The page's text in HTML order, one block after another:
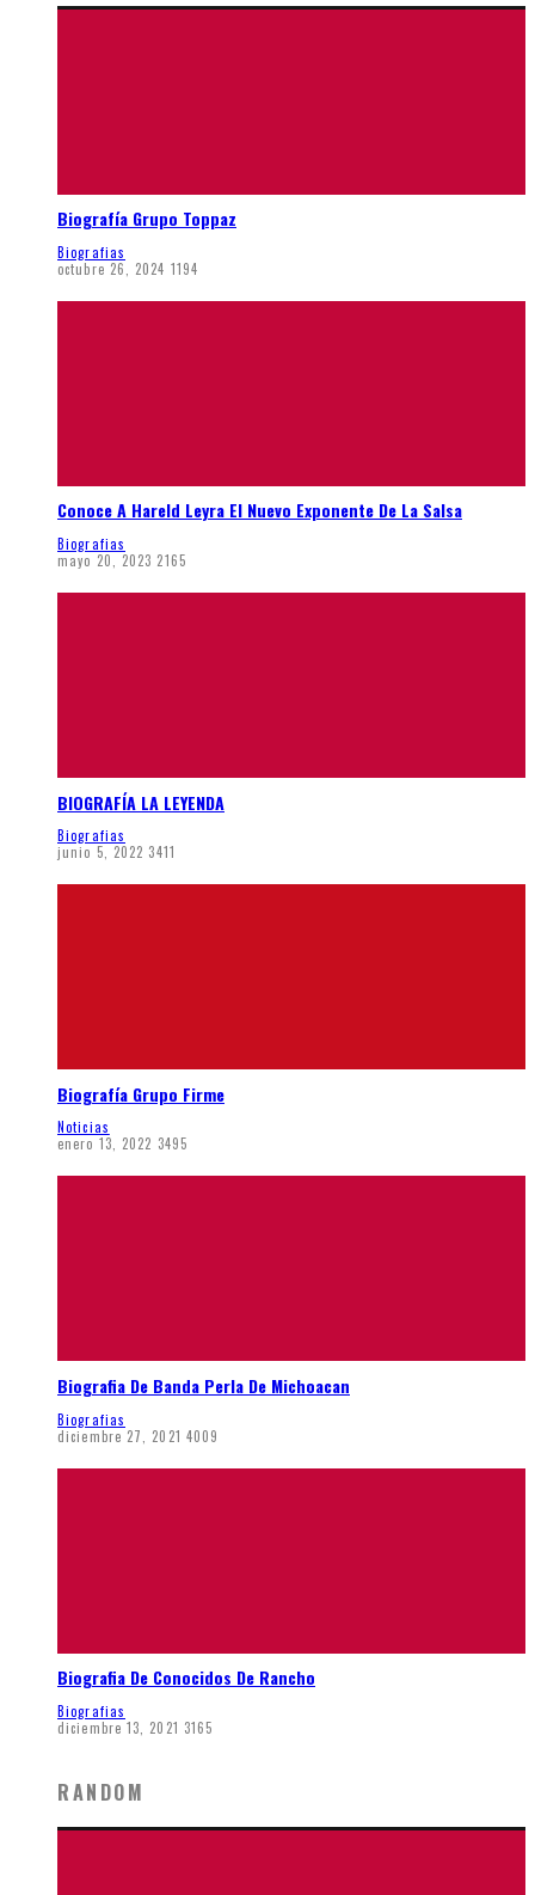
Biografía Grupo Toppaz
Biografias
octubre 26, 2024 1194
Conoce A Hareld Leyra El Nuevo Exponente De La Salsa
Biografias
mayo 20, 2023 2165
BIOGRAFÍA LA LEYENDA
Biografias
junio 5, 2022 3411
Biografía Grupo Firme
Noticias
enero 13, 2022 3495
Biografia De Banda Perla De Michoacan
Biografias
diciembre 27, 2021 4009
Biografia De Conocidos De Rancho
Biografias
diciembre 13, 2021 3165
RANDOM